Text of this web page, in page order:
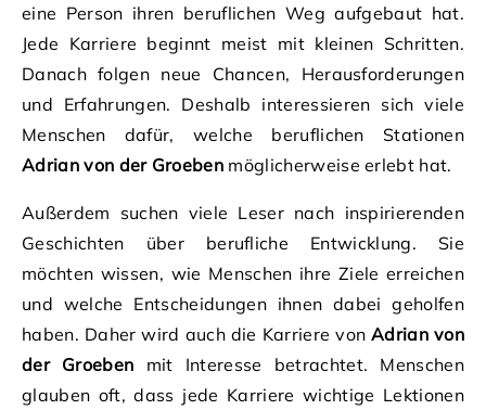
eine Person ihren beruflichen Weg aufgebaut hat.
Jede Karriere beginnt meist mit kleinen Schritten.
Danach folgen neue Chancen, Herausforderungen
und Erfahrungen. Deshalb interessieren sich viele
Menschen dafür, welche beruflichen Stationen
Adrian von der Groeben möglicherweise erlebt hat.
Außerdem suchen viele Leser nach inspirierenden
Geschichten über berufliche Entwicklung. Sie
möchten wissen, wie Menschen ihre Ziele erreichen
und welche Entscheidungen ihnen dabei geholfen
haben. Daher wird auch die Karriere vonAdrian von
der Groeben mit Interesse betrachtet. Menschen
glauben oft, dass jede Karriere wichtige Lektionen